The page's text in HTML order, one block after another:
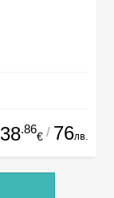
38.86
€ / 76лв.